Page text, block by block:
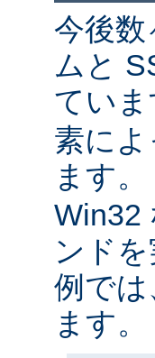
今後
ムと
てい
素に
ます
Win32
ンド
例で
ます。